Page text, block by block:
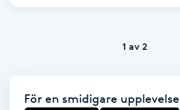
Vinyasa Yoga
1 av 2
För en smidigare upplevelse